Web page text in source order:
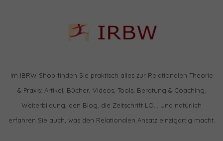
Im IBRW Shop finden Sie praktisch alles zur Relationalen Theorie
& Praxis: Artikel, Bücher, Videos, Tools, Beratung & Coaching,
Weiterbildung, den Blog, die Zeitschrift LO… Und natürlich
erfahren Sie auch, was den Relationalen Ansatz einzigartig macht.